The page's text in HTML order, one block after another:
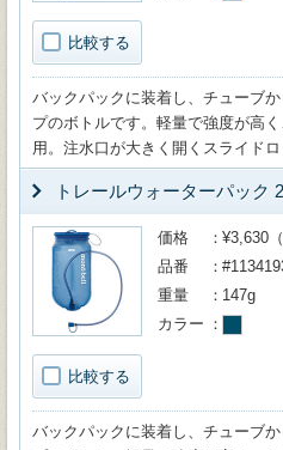
比較する
バックパックに装着し、チューブ
プのボトルです。軽量で強度が高
用。注水口が大きく開くスライドロ
トレールウォーターパック
比較する
価格
¥3,630（
品番
重量
147g
カラー
バックパックに装着し、チューブ